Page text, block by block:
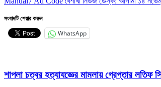
সংবাদটি শেয়ার করুন
WhatsApp
শাপলা চত্বর হত্যাযজ্ঞের মামলায় গ্রেপ্তার লতিফ